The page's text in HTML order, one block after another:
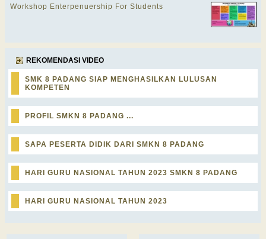
Workshop Enterpenuership For Students
REKOMENDASI VIDEO
SMK 8 PADANG SIAP MENGHASILKAN LULUSAN
KOMPETEN
PROFIL SMKN 8 PADANG ...
SAPA PESERTA DIDIK DARI SMKN 8 PADANG
HARI GURU NASIONAL TAHUN 2023 SMKN 8 PADANG
HARI GURU NASIONAL TAHUN 2023